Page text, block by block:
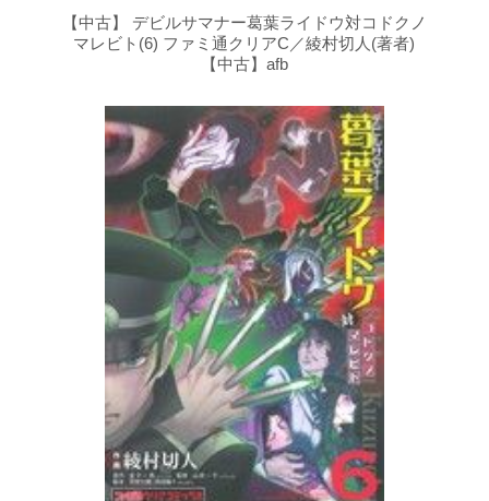
【中古】 デビルサマナー葛葉ライドウ対コドクノ
マレビト(6) ファミ通クリアC／綾村切人(著者)
【中古】afb